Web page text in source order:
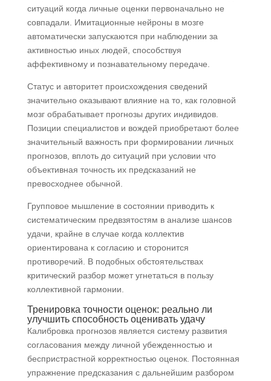
ситуаций когда личные оценки первоначально не
совпадали. Имитационные нейроны в мозге
автоматически запускаются при наблюдении за
активностью иных людей, способствуя
аффективному и познавательному передаче.
Статус и авторитет происхождения сведений
значительно оказывают влияние на то, как головной
мозг обрабатывает прогнозы других индивидов.
Позиции специалистов и вождей приобретают более
значительный важность при формировании личных
прогнозов, вплоть до ситуаций при условии что
объективная точность их предсказаний не
превосходнее обычной.
Групповое мышление в состоянии приводить к
систематическим предвзятостям в анализе шансов
удачи, крайне в случае когда коллектив
ориентирована к согласию и сторонится
противоречий. В подобных обстоятельствах
критический разбор может угнетаться в пользу
коллективной гармонии.
Тренировка точности оценок: реально ли
улучшить способность оценивать удачу
Калибровка прогнозов является систему развития
согласования между личной убежденностью и
беспристрастной корректностью оценок. Постоянная
упражнение предсказания с дальнейшим разбором